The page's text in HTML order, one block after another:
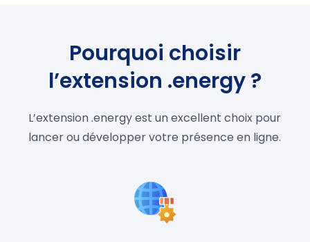
Pourquoi choisir
l’extension .energy ?
L’extension .energy est un excellent choix pour
lancer ou développer votre présence en ligne.